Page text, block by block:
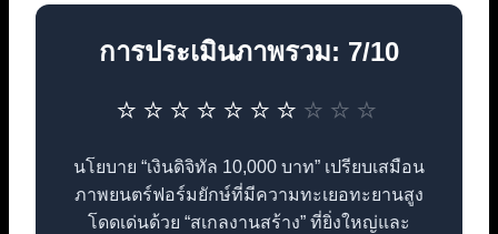
การประเมินภาพรวม: 7/10
⭐ ⭐ ⭐ ⭐ ⭐ ⭐ ⭐ ⭐ ⭐ ⭐
นโยบาย “เงินดิจิทัล 10,000 บาท” เปรียบเสมือน
ภาพยนตร์ฟอร์มยักษ์ที่มีความทะเยอทะยานสูง
โดดเด่นด้วย “สเกลงานสร้าง” ที่ยิ่งใหญ่และ